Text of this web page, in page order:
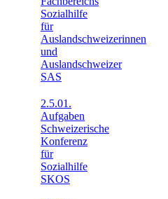
Sozialhilfe
für
Auslandschweizerinnen
und
Auslandschweizer
SAS
2.5.01.
Aufgaben
Schweizerische
Konferenz
für
Sozialhilfe
SKOS